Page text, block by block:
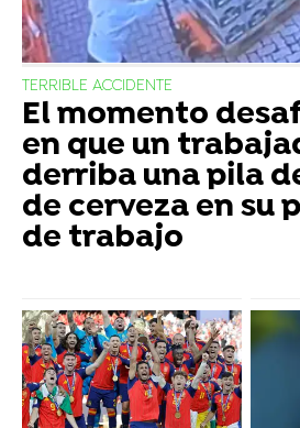
TERRIBLE ACCIDENTE
El momento
en que un
derriba una pila
de cerveza en su
de trabajo